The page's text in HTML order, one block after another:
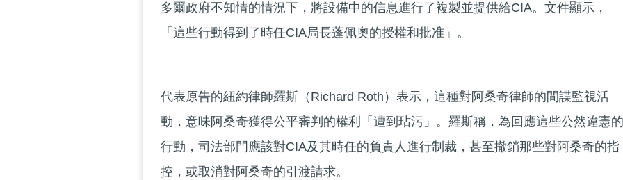
多爾政府不知情的情況下，將設備中的信息進行了複製並提供給CIA。文件顯示，
「這些行動得到了時任CIA局長蓬佩奧的授權和批准」。
代表原告的紐約律師羅斯（Richard Roth）表示，這種對阿桑奇律師的間諜監視活
動，意味阿桑奇獲得公平審判的權利「遭到玷污」。羅斯稱，為回應這些公然違憲的
行動，司法部門應該對CIA及其時任的負責人進行制裁，甚至撤銷那些對阿桑奇的指
控，或取消對阿桑奇的引渡請求。